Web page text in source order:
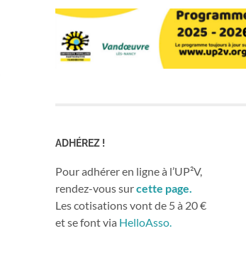
ADHÉREZ !
Pour adhérer en ligne à l’UP²V,
rendez-vous surcette page.
Les cotisations vont de 5 à 20 €
et se font via HelloAsso.